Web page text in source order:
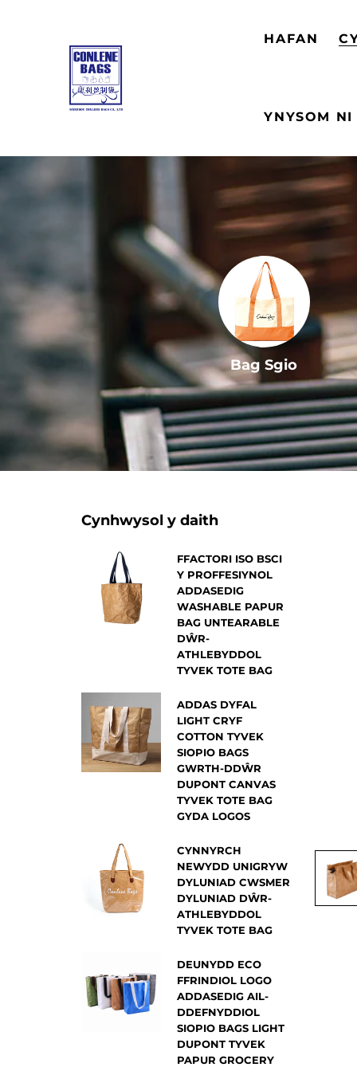
HAFAN
YNYSOM NI
Arall Bag Sgio
Cynhwysol y daith
FFACTORI ISO BSCI
Y PROFFESIYNOL
ADDASEDIG
WASHABLE PAPUR
BAG UNTEARABLE
DŴR-
ATHLEBYDDOL
TYVEK TOTE BAG
ADDAS DYFAL
LIGHT CRYF
COTTON TYVEK
SIOPIO BAGS
GWRTH-DDŴR
DUPONT CANVAS
TYVEK TOTE BAG
GYDA LOGOS
CYNNYRCH
NEWYDD UNIGRYW
DYLUNIAD CWSMER
DYLUNIAD DŴR-
ATHLEBYDDOL
TYVEK TOTE BAG
DEUNYDD ECO
FFRINDIOL LOGO
ADDASEDIG AIL-
DDEFNYDDIOL
SIOPIO BAGS LIGHT
DUPONT TYVEK
PAPUR GROCERY